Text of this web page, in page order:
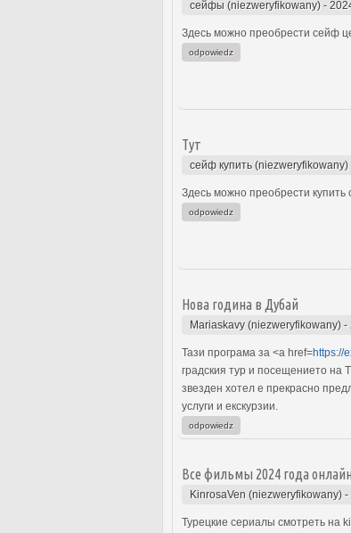
сейфы (niezweryfikowany) -
Здесь можно преобрести сейф
odpowiedz
Тут
сейф купить (niezweryfikowany)
Здесь можно преобрести
odpowiedz
Нова година в Дубай
Mariaskavy (niezweryfikowany) -
Тази програма за <a href=https://
градския тур и посещението на
звезден хотел е прекрасно
услуги и екскурзии.
odpowiedz
Все фильмы 2024 года
KinrosaVen (niezweryfikowany) -
Турецкие сериалы смотреть на